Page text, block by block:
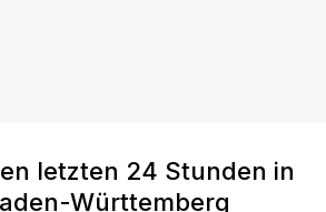
letzten 24 Stunden in
Württemberg